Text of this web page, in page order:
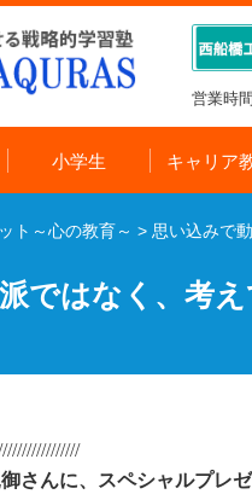
営業時
小学生 キャリア
ト～心の教育～ > 思い込みで
ではなく、考
さんに、スペシャルプレ